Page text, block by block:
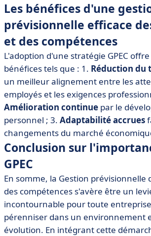
Les bénéfices d'une
prévisionnelle efficace
et des compétences
L'adoption d'une stratégie GPEC
bénéfices tels que : 1. Réduction du
un meilleur alignement entre les
employés et les exigences
Amélioration continue par le
personnel ; 3. Adaptabilité accrues
changements du marché
Conclusion sur
GPEC
En somme, la Gestion prévisionnelle
des compétences s'avère être un
incontournable pour toute
pérenniser dans un environnement
évolution. En intégrant cette